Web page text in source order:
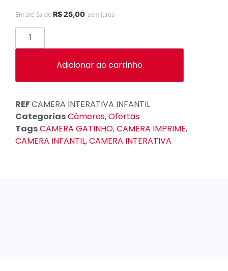
Em até 6x de R$25,00 sem juros
Adicionar ao carrinho
REFCAMERA INTERATIVA INFANTIL
CategoriasCâmeras,Ofertas
TagsCAMERA GATINHO,CAMERA IMPRIME,
CAMERA INFANTIL,CAMERA INTERATIVA